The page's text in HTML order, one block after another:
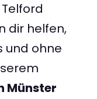
dir helfen,
und ohne
Münster